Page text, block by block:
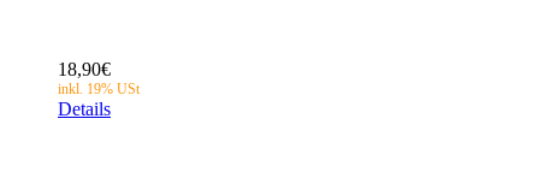
18,90€
Details